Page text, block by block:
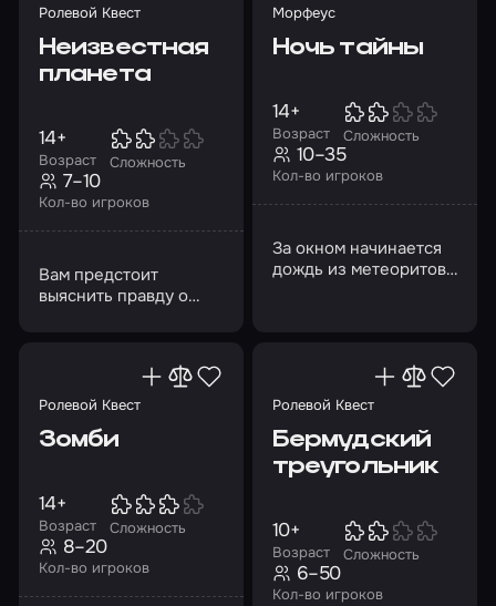
Ролевой Квест
Неизвестная
планета
Возраст
14+
Сложность
Кол-во игроков
7–10
Вам предстоит
выяснить правду о
Морфеус
Ночь тайны
Возраст
14+
Сложность
Кол-во игроков
10–35
За окном начинается
дождь из метеоритов…
Ролевой Квест
Зомби
Возраст
14+
Сложность
Кол-во игроков
8–20
Ролевой Квест
Бермудский
треугольник
Возраст
10+
Сложность
Кол-во игроков
6–50